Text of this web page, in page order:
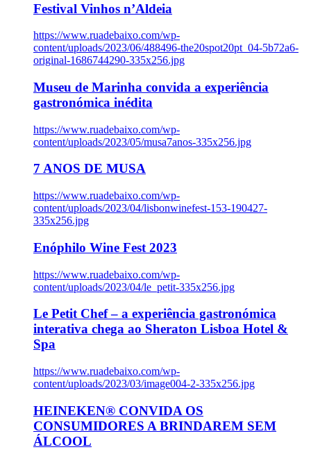
Festival Vinhos n’Aldeia
https://www.ruadebaixo.com/wp-
content/uploads/2023/06/488496-the20spot20pt_04-5b72a6-
original-1686744290-335x256.jpg
Museu de Marinha convida a experiência
gastronómica inédita
https://www.ruadebaixo.com/wp-
content/uploads/2023/05/musa7anos-335x256.jpg
7 ANOS DE MUSA
https://www.ruadebaixo.com/wp-
content/uploads/2023/04/lisbonwinefest-153-190427-
335x256.jpg
Enóphilo Wine Fest 2023
https://www.ruadebaixo.com/wp-
content/uploads/2023/04/le_petit-335x256.jpg
Le Petit Chef – a experiência gastronómica
interativa chega ao Sheraton Lisboa Hotel &
Spa
https://www.ruadebaixo.com/wp-
content/uploads/2023/03/image004-2-335x256.jpg
HEINEKEN® CONVIDA OS
CONSUMIDORES A BRINDAREM SEM
ÁLCOOL